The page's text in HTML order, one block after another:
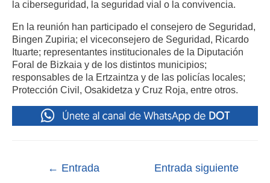
la ciberseguridad, la seguridad vial o la convivencia.
En la reunión han participado el consejero de Seguridad,
Bingen Zupiria; el viceconsejero de Seguridad, Ricardo
Ituarte; representantes institucionales de la Diputación
Foral de Bizkaia y de los distintos municipios;
responsables de la Ertzaintza y de las policías locales;
Protección Civil, Osakidetza y Cruz Roja, entre otros.
← Entrada
Entrada siguiente